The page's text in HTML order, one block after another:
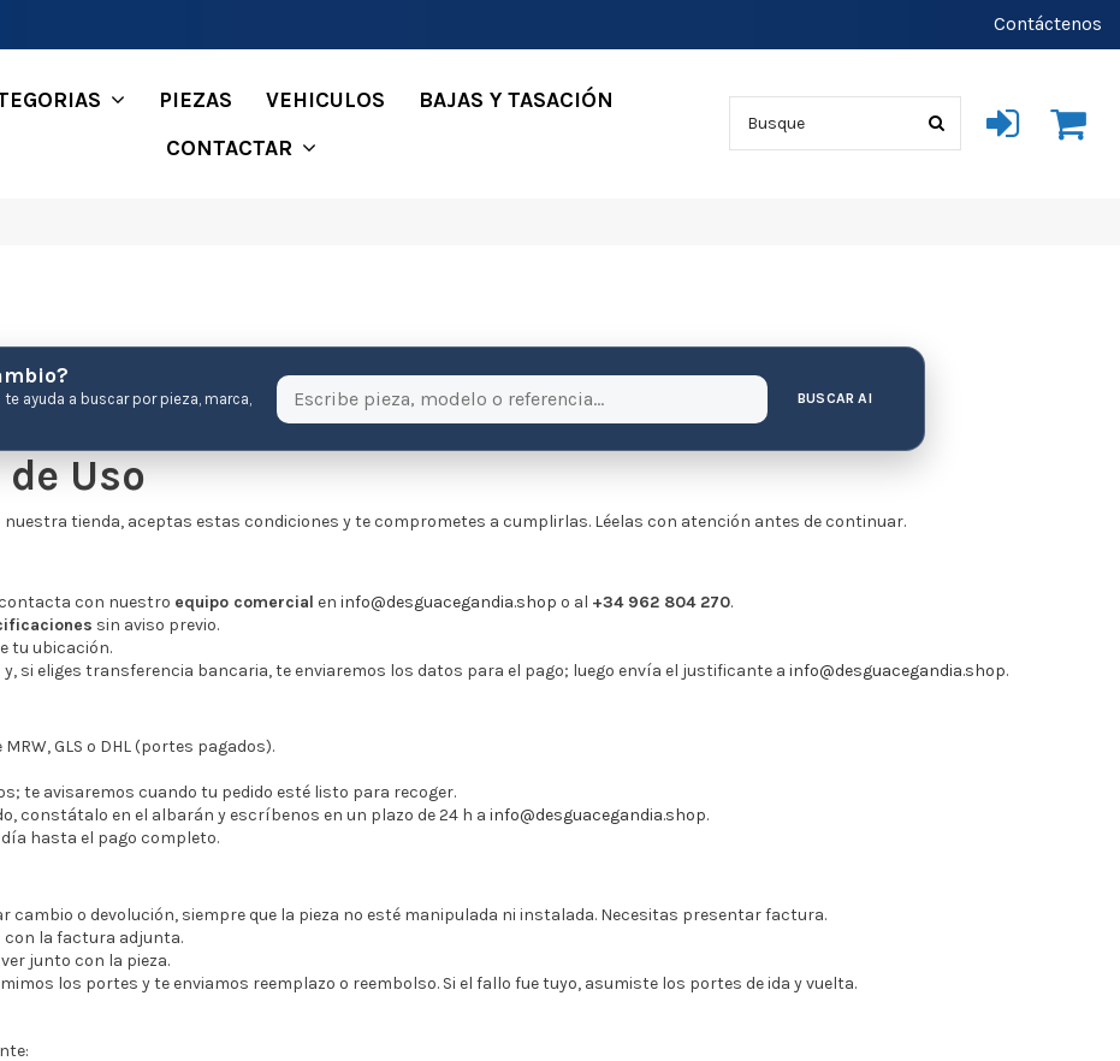
Contáctenos
PIEZAS VEHICULOS
BAJAS Y TASACIÓN
CONTACTAR
ayuda a buscar por pieza, marca,
BUSCAR AI
Uso
nuestra tienda, aceptas estas condiciones y te comprometes a cumplirlas. Léelas con atención antes de continuar.
contacta con nuestro equipo comercial en info@desguacegandia.shop o al +34 962 804 270.
sin aviso previo.
tu ubicación.
si eliges transferencia bancaria, te enviaremos los datos para el pago; luego envía el justificante a info@desguacegandia.shop.
GLS o DHL (portes pagados).
te avisaremos cuando tu pedido esté listo para recoger.
constátalo en el albarán y escríbenos en un plazo de 24 h a info@desguacegandia.shop.
hasta el pago completo.
cambio o devolución, siempre que la pieza no esté manipulada ni instalada. Necesitas presentar factura.
con la factura adjunta.
junto con la pieza.
los portes y te enviamos reemplazo o reembolso. Si el fallo fue tuyo, asumiste los portes de ida y vuelta.